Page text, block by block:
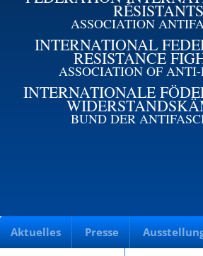
RÉSISTANTS
ASSOCIATION
INTERNATIONAL
RESISTANCE
ASSOCIATION OF ANTI-
INTERNATIONALE
BUND DER
Aktuelles Presse